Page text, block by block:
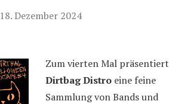
18. Dezember 2024
Zum vierten Mal präsentiert
Dirtbag Distro eine feine
Sammlung von Bands und